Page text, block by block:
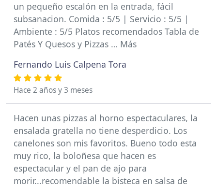
un pequeño escalón en la entrada, fácil
subsanacion. Comida : 5/5 | Servicio : 5/5 |
Ambiente : 5/5 Platos recomendados Tabla de
Patés Y Quesos y Pizzas … Más
Fernando Luis Calpena Tora
Hace 2 años y 3 meses
Hacen unas pizzas al horno espectaculares, la
ensalada gratella no tiene desperdicio. Los
canelones son mis favoritos. Bueno todo esta
muy rico, la boloñesa que hacen es
espectacular y el pan de ajo para
morir...recomendable la bisteca en salsa de